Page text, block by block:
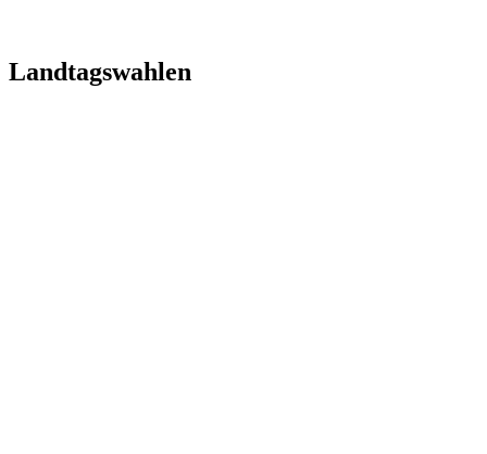
Landtagswahlen